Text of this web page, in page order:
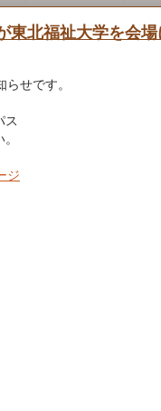
東北福祉大学を会
せです。
ス
ジ